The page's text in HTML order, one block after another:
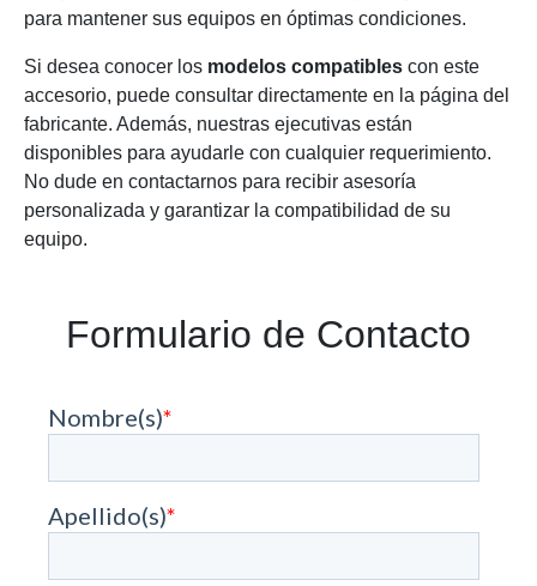
para mantener sus equipos en óptimas condiciones.
Si desea conocer los modelos compatibles con este
accesorio, puede consultar directamente en la página del
fabricante. Además, nuestras ejecutivas están
disponibles para ayudarle con cualquier requerimiento.
No dude en contactarnos para recibir asesoría
personalizada y garantizar la compatibilidad de su
equipo.
Formulario de Contacto